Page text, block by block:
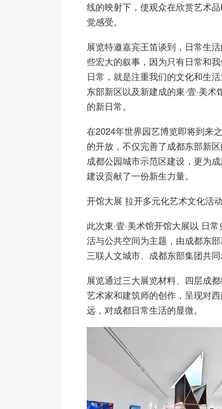
线的映射下，使观众在欣赏艺术
觉感受。
展览特邀嘉宾王笛谈到，日常生
些宏大的叙事，因为只有日常和
日常，就是注重我们的文化和生
东部新区以及新建成的東·壹·美
的新日常。
在2024年世界园艺博览即将到来
的开放，不仅完善了成都东部新
成都公园城市示范区建设，更为
建设贡献了一份新生力量。
开馆大展 拉开多元化艺术文化活
此次東·壹·美术馆开馆大展以 日
活与公共空间为主题，由成都东
三联人文城市、成都东部集团共
展览通过三大展览材料、四层成
艺术家和建筑师的创作，呈现对
远，对成都日常生活的显微。